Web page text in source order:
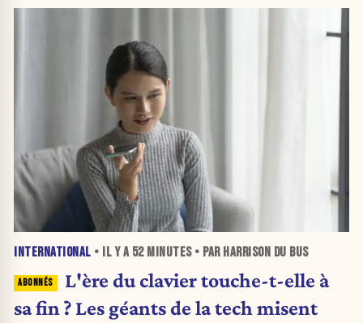
INTERNATIONAL • IL Y A 52 MINUTES• PAR HARRISON DU BUS
L'ère du clavier touche-t-elle à
sa fin ? Les géants de la tech misent